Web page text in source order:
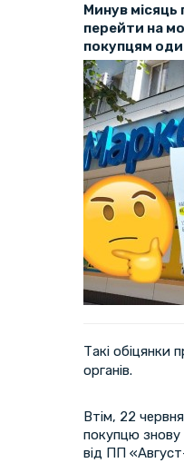
Минув місяць
перейти на
покупцям
Такі обіцянки
органів.
Втім, 22
покупцю знову
від ПП